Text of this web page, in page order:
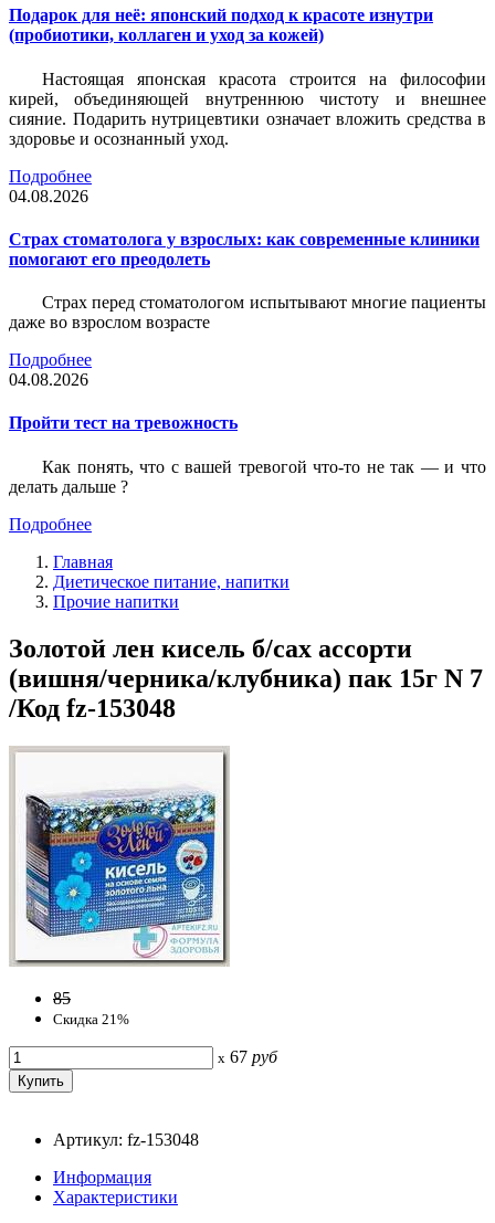
Подарок для неё: японский подход к красоте изнутри
(пробиотики, коллаген и уход за кожей)
Настоящая японская красота строится на философии
кирей, объединяющей внутреннюю чистоту и внешнее
сияние. Подарить нутрицевтики означает вложить средства в
здоровье и осознанный уход.
Подробнее
04.08.2026
Страх стоматолога у взрослых: как современные клиники
помогают его преодолеть
Страх перед стоматологом испытывают многие пациенты
даже во взрослом возрасте
Подробнее
04.08.2026
Пройти тест на тревожность
Как понять, что с вашей тревогой что-то не так — и что
делать дальше ?
Подробнее
Главная
Диетическое питание, напитки
Прочие напитки
Золотой лен кисель б/сах ассорти
(вишня/черника/клубника) пак 15г N 7
/Код fz-153048
85
Скидка 21%
x 67 руб
Артикул: fz-153048
Информация
Характеристики